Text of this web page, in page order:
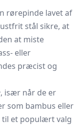
rørepinde lavet af
stål sikre, at
at miste
eller
præcist og
, især når de er
som bambus eller
til et populært valg